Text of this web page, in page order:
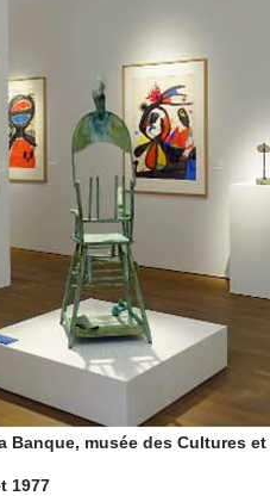
musée des Cultures et
1977